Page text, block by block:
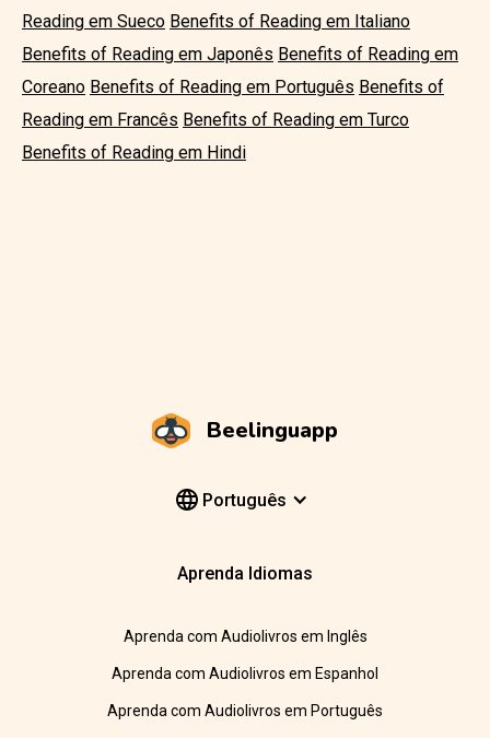
Reading em Sueco Benefits of Reading em Italiano
Benefits of Reading em Japonês Benefits of Reading em
Coreano Benefits of Reading em Português Benefits of
Reading em Francês Benefits of Reading em Turco
Benefits of Reading em Hindi
Beelinguapp
Português
Aprenda Idiomas
Aprenda com Audiolivros em Inglês
Aprenda com Audiolivros em Espanhol
Aprenda com Audiolivros em Português